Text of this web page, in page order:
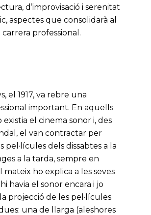
d’improvisació i serenitat
aspectes que consolidarà al
carrera professional.
el 1917, va rebre una
important. En aquells
existia el cinema sonor i, des
el van contractar per
pel·lícules dels dissabtes a la
a la tarda, sempre en
mateix ho explica a les seves
havia el sonor encara i jo
projecció de les pel·lícules
una de llarga (aleshores